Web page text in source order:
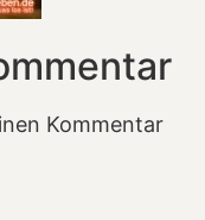
Kommentar